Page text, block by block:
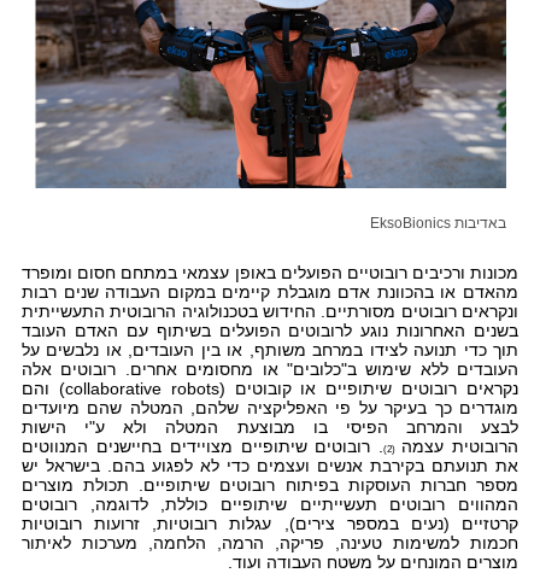
באדיבות EksoBionics
מכונות ורכיבים רובוטיים הפועלים באופן עצמאי במתחם חסום ומופרד
מהאדם או בהכוונת אדם מוגבלת קיימים במקום העבודה שנים רבות
ונקראים רובוטים מסורתיים. החידוש בטכנולוגיה הרובוטית התעשייתית
בשנים האחרונות נוגע לרובוטים הפועלים בשיתוף עם האדם העובד
תוך כדי תנועה לצידו במרחב משותף, או בין העובדים, או נלבשים על
העובדים ללא שימוש ב"כלובים" או מחסומים אחרים. רובוטים אלה
נקראים רובוטים שיתופיים או קובוטים (collaborative robots) והם
מוגדרים כך בעיקר על פי האפליקציה שלהם, המטלה שהם מיועדים
לבצע והמרחב הפיסי בו מבוצעת המטלה ולא ע"י הישות
הרובוטית עצמה (2)
. רובוטים שיתופיים מצויידים בחיישנים המנווטים
את תנועתם בקירבת אנשים ועצמים כדי לא לפגוע בהם. בישראל יש
מספר חברות העוסקות בפיתוח רובוטים שיתופיים. תכולת מוצרים
המהווים רובוטים תעשייתיים שיתופיים כוללת, לדוגמה, רובוטים
קרטזיים (נעים במספר צירים), עגלות רובוטיות, זרועות רובוטיות
חכמות למשימות טעינה, פריקה, הרמה, הלחמה, מערכות לאיתור
מוצרים המונחים על משטח העבודה ועוד.